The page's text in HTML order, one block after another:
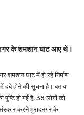
के शमशान घाट आए थे।
शमशान घाट में हो रहे निर्माण
दबे होने की सूचना है।बताया
पुष्टि हो गई है, 38 लोगों को
करने मुरादनगर के